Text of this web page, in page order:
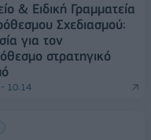
& Ειδική Γραμματεία
Σχεδιασμού:
για τον
στρατηγικό
10:14